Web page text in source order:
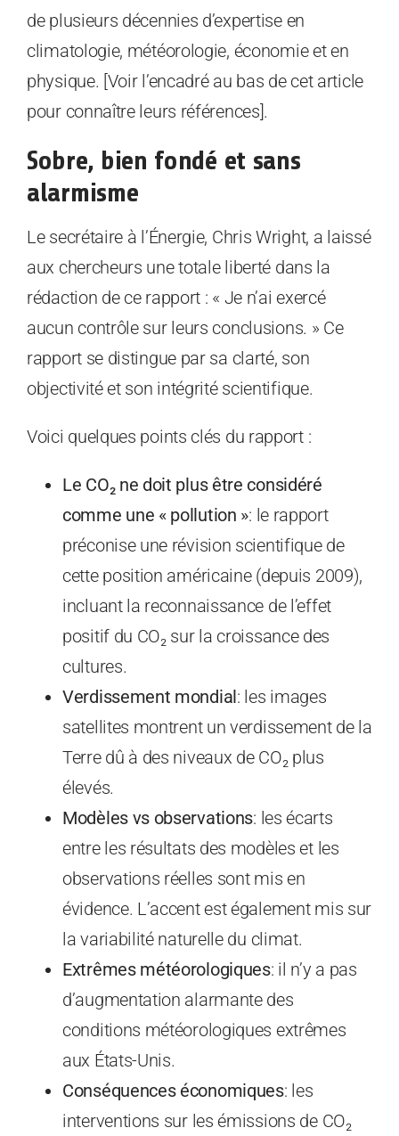
de plusieurs décennies d’expertise en
climatologie, météorologie, économie et en
physique. [Voir l’encadré au bas de cet article
pour connaître leurs références].
Sobre, bien fondé et sans
alarmisme
Le secrétaire à l’Énergie, Chris Wright, a laissé
aux chercheurs une totale liberté dans la
rédaction de ce rapport : « Je n’ai exercé
aucun contrôle sur leurs conclusions. » Ce
rapport se distingue par sa clarté, son
objectivité et son intégrité scientifique.
Voici quelques points clés du rapport :
Le CO₂ ne doit plus être considéré
comme une « pollution »: le rapport
préconise une révision scientifique de
cette position américaine (depuis 2009),
incluant la reconnaissance de l’effet
positif du CO₂ sur la croissance des
cultures.
Verdissement mondial: les images
satellites montrent un verdissement de la
Terre dû à des niveaux de CO₂ plus
élevés.
Modèles vs observations: les écarts
entre les résultats des modèles et les
observations réelles sont mis en
évidence. L’accent est également mis sur
la variabilité naturelle du climat.
Extrêmes météorologiques: il n’y a pas
d’augmentation alarmante des
conditions météorologiques extrêmes
aux États-Unis.
Conséquences économiques: les
interventions sur les émissions de CO₂